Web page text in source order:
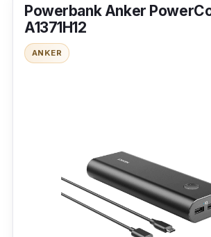
Powerbank Anker
A1371H12
ANKER